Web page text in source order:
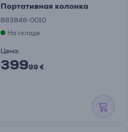
Портативная колонка
883848-0010
На складе
Цена:
39999 €